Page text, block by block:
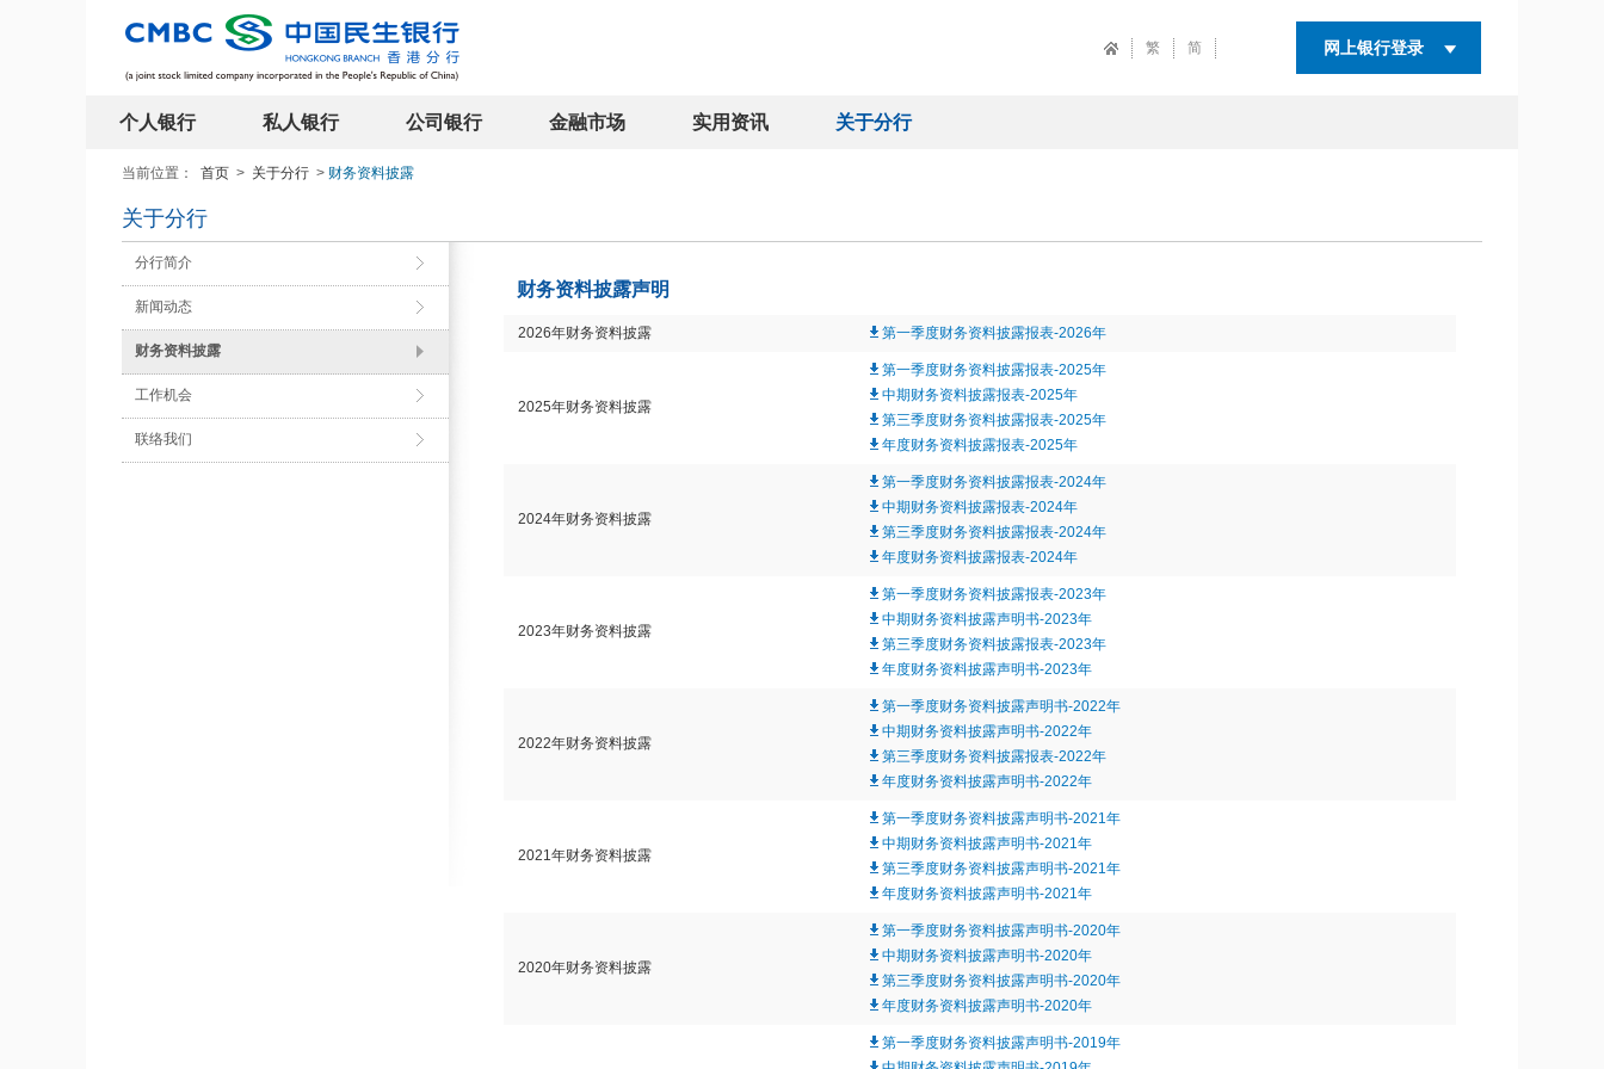
繁 简 网上银行登录
个人银行 私人银行 公司银行 金融市场 实用资讯 关于分行
当前位置： 首页 > 关于分行 > 财务资料披露
关于分行
分行简介
新闻动态
财务资料披露
工作机会
联络我们
财务资料披露声明
2026年财务资料披露 第一季度财务资料披露报表-2026年
2025年财务资料披露
第一季度财务资料披露报表-2025年
中期财务资料披露报表-2025年
第三季度财务资料披露报表-2025年
年度财务资料披露报表-2025年
2024年财务资料披露
第一季度财务资料披露报表-2024年
中期财务资料披露报表-2024年
第三季度财务资料披露报表-2024年
年度财务资料披露报表-2024年
2023年财务资料披露
第一季度财务资料披露报表-2023年
中期财务资料披露声明书-2023年
第三季度财务资料披露报表-2023年
年度财务资料披露声明书-2023年
2022年财务资料披露
第一季度财务资料披露声明书-2022年
中期财务资料披露声明书-2022年
第三季度财务资料披露报表-2022年
年度财务资料披露声明书-2022年
2021年财务资料披露
第一季度财务资料披露声明书-2021年
中期财务资料披露声明书-2021年
第三季度财务资料披露声明书-2021年
年度财务资料披露声明书-2021年
2020年财务资料披露
第一季度财务资料披露声明书-2020年
中期财务资料披露声明书-2020年
第三季度财务资料披露声明书-2020年
年度财务资料披露声明书-2020年
第一季度财务资料披露声明书-2019年